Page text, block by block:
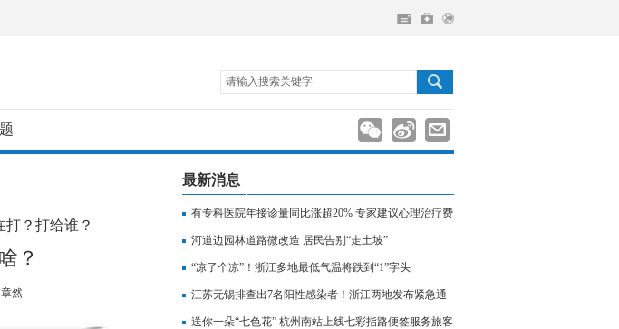
请输入搜索关键字
？打给谁？
？
然
最新消息
有专科医院年接诊量同比涨超20% 专家建议心理治疗费
用纳入医保
河道边园林道路微改造 居民告别“走土坡”
“凉了个凉”！浙江多地最低气温将跌到“1”字头
江苏无锡排查出7名阳性感染者！浙江两地发布紧急通
知，相关人员请立即报备
送你一朵“七色花” 杭州南站上线七彩指路便签服务旅客